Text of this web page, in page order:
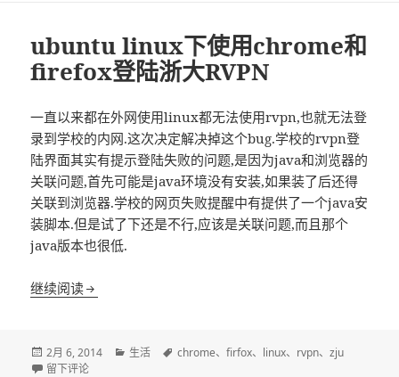
ubuntu linux下使用chrome和
firefox登陆浙大RVPN
一直以来都在外网使用linux都无法使用rvpn,也就无法登
录到学校的内网.这次决定解决掉这个bug.学校的rvpn登
陆界面其实有提示登陆失败的问题,是因为java和浏览器的
关联问题,首先可能是java环境没有安装,如果装了后还得
关联到浏览器.学校的网页失败提醒中有提供了一个java安
装脚本.但是试了下还是不行,应该是关联问题,而且那个
java版本也很低.
继续阅读ubuntu linux下使用chrome和firefox登陆浙大
发
布
2月 6, 2014
分
生活
标
chrome、firfox、 linux、 rvpn、zju
于ubuntu linux下使用chrome和firefox登陆浙大RVPN
留下评论